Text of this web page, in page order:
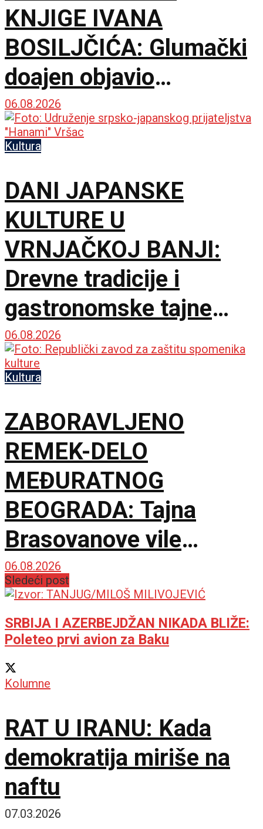
KNJIGE IVANA
BOSILJČIĆA: Glumački
doajen objavio
autorizovani prvenac
„Naše priče“
06.08.2026
Kultura
DANI JAPANSKE
KULTURE U
VRNJAČKOJ BANJI:
Drevne tradicije i
gastronomske tajne
spojile dve prijateljske
zemlje
06.08.2026
Kultura
ZABORAVLJENO
REMEK-DELO
MEĐURATNOG
BEOGRADA: Tajna
Brasovanove vile
ponovo sija starim
sjajem
06.08.2026
Sledeći post
SRBIJA I AZERBEJDŽAN NIKADA BLIŽE:
Poleteo prvi avion za Baku
Kolumne
RAT U IRANU: Kada
demokratija miriše na
naftu
07.03.2026